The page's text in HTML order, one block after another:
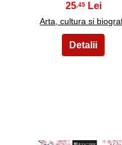
25,45
Arta, cultura si